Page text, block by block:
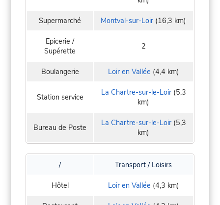
Supermarché Montval-sur-Loir (16,3 km)
Epicerie /
Supérette
2
Boulangerie Loir en Vallée (4,4 km)
Station service La Chartre-sur-le-Loir(5,3
km)
Bureau de Poste La Chartre-sur-le-Loir(5,3
km)
/ Transport / Loisirs
Hôtel Loir en Vallée (4,3 km)